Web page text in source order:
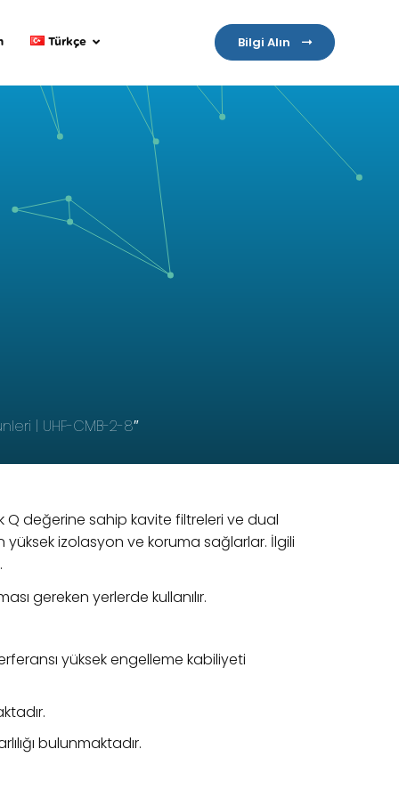
Türkçe Bilgi Alın
UHF-CMB-2-8″
Q değerine sahip kavite filtreleri ve dual
yüksek izolasyon ve koruma sağlarlar. İlgili
gereken yerlerde kullanılır.
yüksek engelleme kabiliyeti
bulunmaktadır.